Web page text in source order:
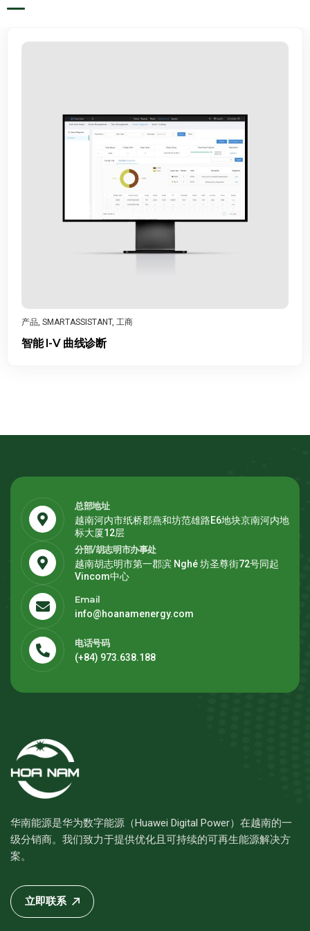
产品, SMARTASSISTANT, 工商
智能 I-V 曲线诊断
总部地址
越南河内市纸桥郡燕和坊范雄路E6地块京南河内地
标大厦12层
分部/胡志明市办事处
越南胡志明市第一郡滨 Nghé 坊圣尊街72号同起
Vincom中心
Email
info@hoanamenergy.com
电话号码
(+84) 973.638.188
华南能源是华为数字能源（Huawei Digital Power）在越南的一
级分销商。我们致力于提供优化且可持续的可再生能源解决方
案。
立即联系